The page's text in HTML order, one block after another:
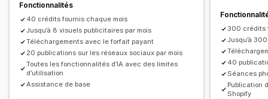
Fonctionnalités
40 crédits fournis chaque mois
Jusqu’à 8 visuels publicitaires par mois
Téléchargements avec le forfait payant
20 publications sur les réseaux sociaux par mois
Toutes les fonctionnalités d’IA avec des limites
d’utilisation
Assistance de base
300 crédits
Jusqu’à
40
Séances
Publication
Shopify